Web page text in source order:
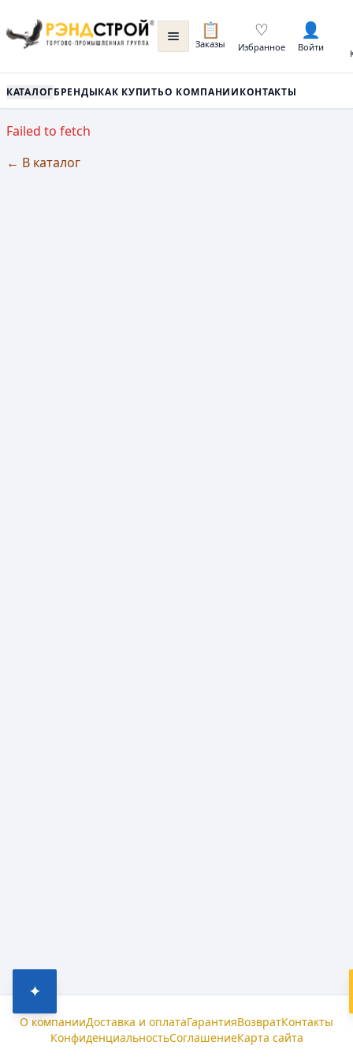
📋
Заказы
♡
Избранное
👤
Войти
КАТАЛОГБРЕНДЫКАК КУПИТЬО КОМПАНИИКОНТАКТЫ
Failed to fetch
← В каталог
✦
О компанииДоставка и оплатаГарантияВозвратКонтакты
КонфиденциальностьСоглашениеКарта сайта